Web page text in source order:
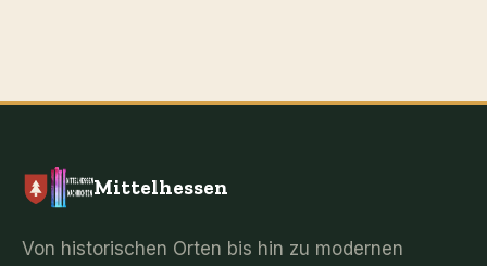
Mittelhessen
Von historischen Orten bis hin zu modernen